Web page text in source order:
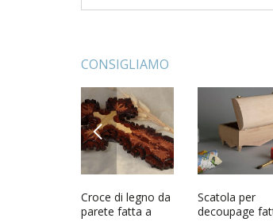
CONSIGLIAMO
PREVIOUS
Croce di legno da
parete fatta a
Scatola per
decoupage
Girocollo fatto a
mano collana
Braccialetto e
orecchini fatti